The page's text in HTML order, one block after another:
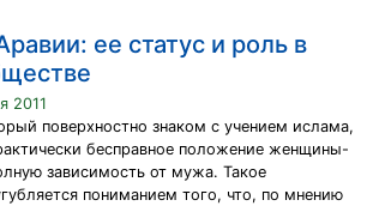
ее статус и роль в
2011
поверхностно знаком с учением ислама,
бесправное положение женщины-
зависимость от мужа. Такое
пониманием того, что, по мнению